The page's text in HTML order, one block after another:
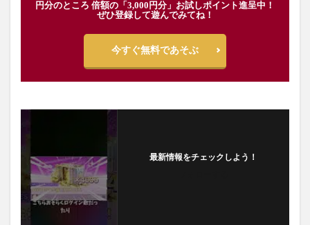
円分のところ 倍額の「3,000円分」お試しポイント進呈中！
ぜひ登録して遊んでみてね！
今すぐ無料であそぶ
最新情報をチェックしよう！